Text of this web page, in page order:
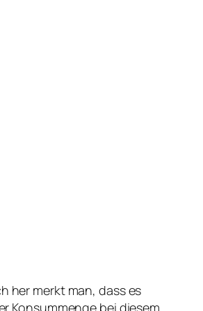
her merkt man, dass es